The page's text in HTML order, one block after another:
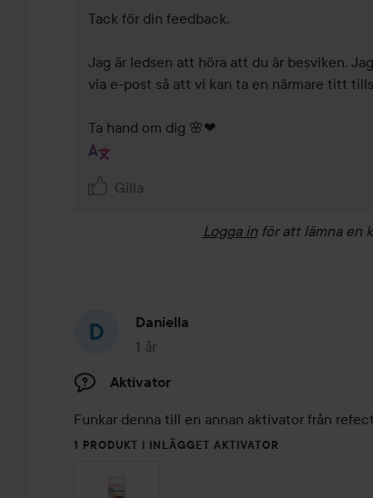
Tack för din feedback.
Jag är ledsen att höra att du är besviken.
via e-post så att vi kan ta en närmare titt
Ta hand om dig 🌸❤
Gilla
Logga in för att lämna en
Daniella
1 år
Inlägget skapades 1 år
Aktivator
Funkar denna till en annan aktivator från
1 PRODUKT I INLÄGGET AKTIVATOR